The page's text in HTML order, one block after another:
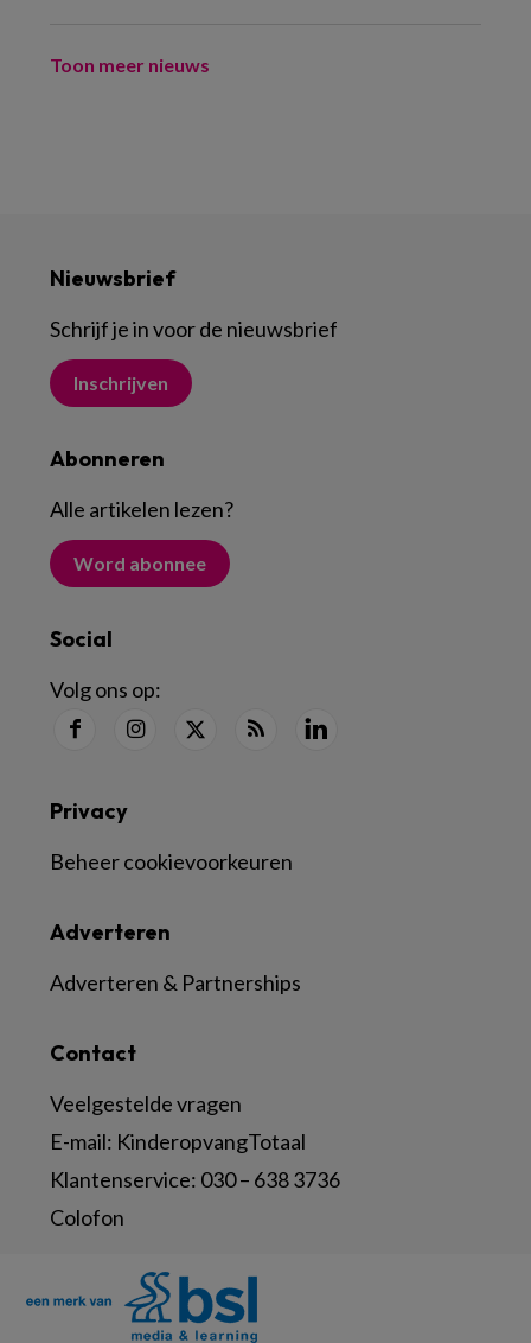
Toon meer nieuws
Nieuwsbrief
Schrijf je in voor de nieuwsbrief
Inschrijven
Abonneren
Alle artikelen lezen?
Word abonnee
Social
Volg ons op:
Contact
Veelgestelde vragen
E-mail: KinderopvangTotaal
Klantenservice: 030 – 638 3736
Colofon
Adverteren
Adverteren & Partnerships
Privacy
Beheer cookievoorkeuren